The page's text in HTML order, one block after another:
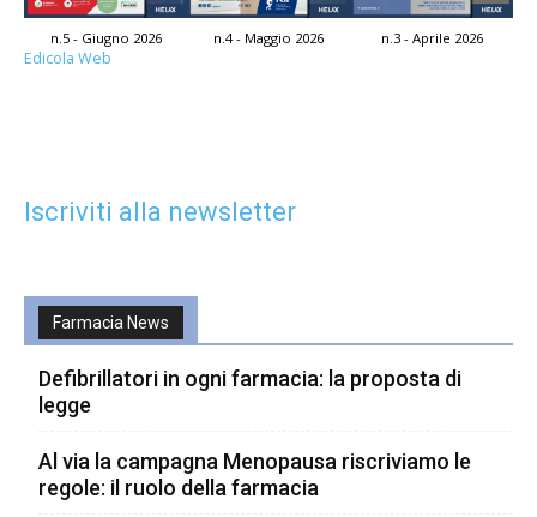
n.5 - Giugno 2026 n.4 - Maggio 2026 n.3 - Aprile 2026
Edicola Web
Iscriviti alla newsletter
Farmacia News
Defibrillatori in ogni farmacia: la proposta di
legge
Al via la campagna Menopausa riscriviamo le
regole: il ruolo della farmacia